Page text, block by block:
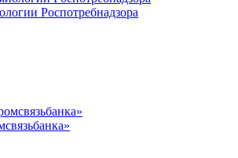
Роспотребнадзора